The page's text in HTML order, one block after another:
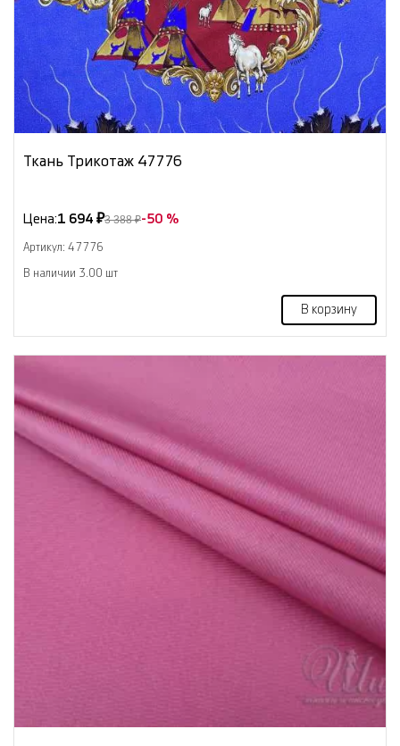
Ткань Трикотаж 47776
Цена:1 694 ₽3 388 ₽-50 %
Артикул: 47776
В наличии 3.00 шт
В корзину